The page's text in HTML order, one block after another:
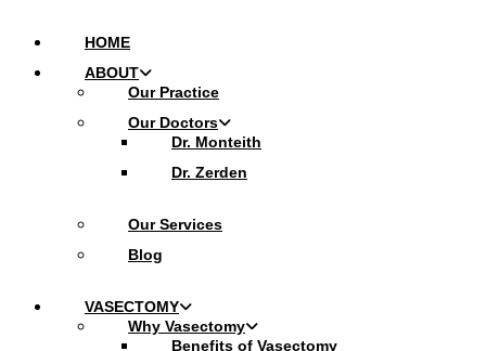
HOME
ABOUT
Our Practice
Our Doctors
Dr. Monteith
Dr. Zerden
Our Services
Blog
VASECTOMY
Why Vasectomy
Benefits of Vasectomy